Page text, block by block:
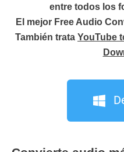
entre todos los
El mejor Free Audio
También trata YouTube